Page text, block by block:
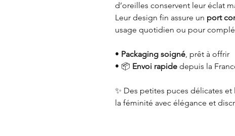
d’oreilles conservent leur éclat
Leur design fin assure un port
usage quotidien ou pour
• Packaging soigné, prêt à offrir
• 📦 Envoi rapide depuis la
✨ Des petites puces délicates
la féminité avec élégance et